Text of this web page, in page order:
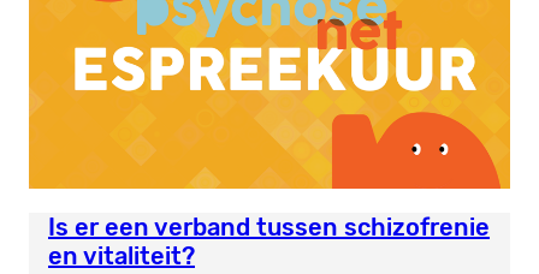
Is er een verband tussen schizofrenie
en vitaliteit?